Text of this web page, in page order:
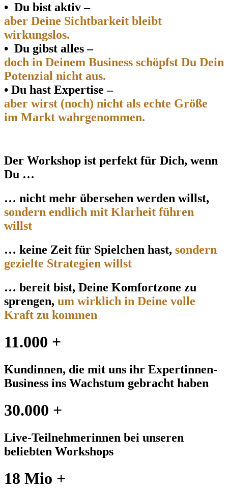
• Du bist aktiv –
aber Deine Sichtbarkeit bleibt
wirkungslos.
• Du gibst alles –
doch in Deinem Business schöpfst Du Dein
Potenzial nicht aus.
• Du hast Expertise –
aber wirst (noch) nicht als echte Größe
im Markt wahrgenommen.
Der Workshop ist perfekt für Dich, wenn
Du …
… nicht mehr übersehen werden willst,
sondern endlich mit Klarheit führen
willst
… keine Zeit für Spielchen hast, sondern
gezielte Strategien willst
… bereit bist, Deine Komfortzone zu
sprengen, um wirklich in Deine volle
Kraft zu kommen
11.000 +
Kundinnen, die mit uns ihr Expertinnen-
Business ins Wachstum gebracht haben
30.000 +
Live-Teilnehmerinnen bei unseren
beliebten Workshops
18 Mio +